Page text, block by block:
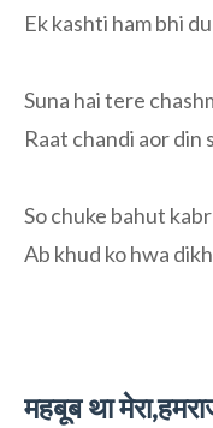
Ek kashti ham bhi
Suna hai tere
Raat chandi aor din
So chuke bahut
Ab khud ko hwa
महबूब था